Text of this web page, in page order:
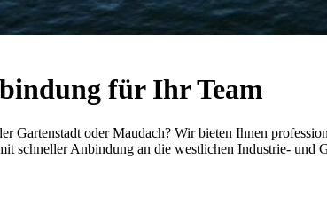
für Ihr Team
Gartenstadt oder Maudach? Wir bieten Ihnen
schneller Anbindung an die westlichen Industrie- und